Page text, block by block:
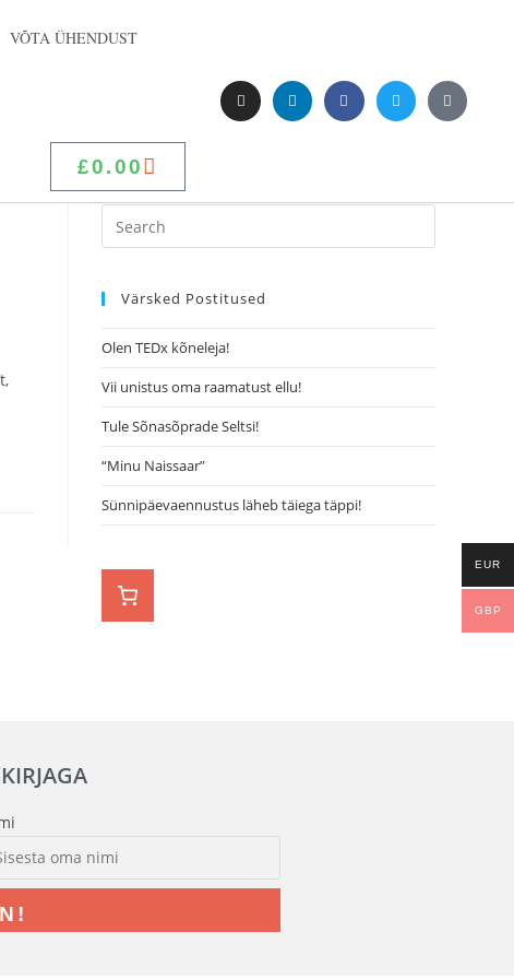
VÕTA ÜHENDUST
£0.00
Värsked Postitused
Olen TEDx kõneleja!
Vii unistus oma raamatust ellu!
Tule Sõnasõprade Seltsi!
“Minu Naissaar”
Sünnipäevaennustus läheb täiega täppi!
EUR
GBP